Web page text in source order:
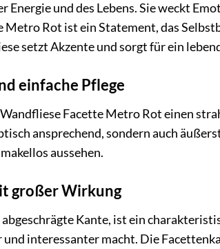
Energie und des Lebens. Sie weckt
Rot ist ein Statement, das
setzt Akzente und sorgt für ein
einfache Pflege
Facette Metro Rot einen
ansprechend, sondern auch
aussehen.
großer Wirkung
Kante, ist ein
interessanter macht. Die